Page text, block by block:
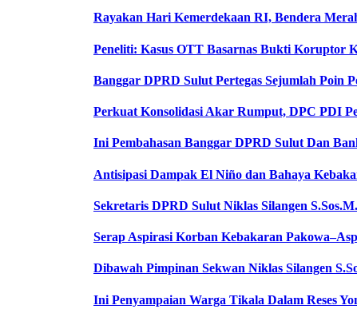
Rayakan Hari Kemerdekaan RI, Bendera
Peneliti: Kasus OTT Basarnas Bukti Koruptor
Banggar DPRD Sulut Pertegas Sejumlah Poin
Perkuat Konsolidasi Akar Rumput, DPC PDI
Ini Pembahasan Banggar DPRD Sulut Dan
Antisipasi Dampak El Niño dan Bahaya
Sekretaris DPRD Sulut Niklas Silangen
Serap Aspirasi Korban Kebakaran
Dibawah Pimpinan Sekwan Niklas Silangen
Ini Penyampaian Warga Tikala Dalam Reses